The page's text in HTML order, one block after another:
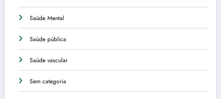
Saúde Mental
Saúde pública
Saúde vascular
Sem categoria